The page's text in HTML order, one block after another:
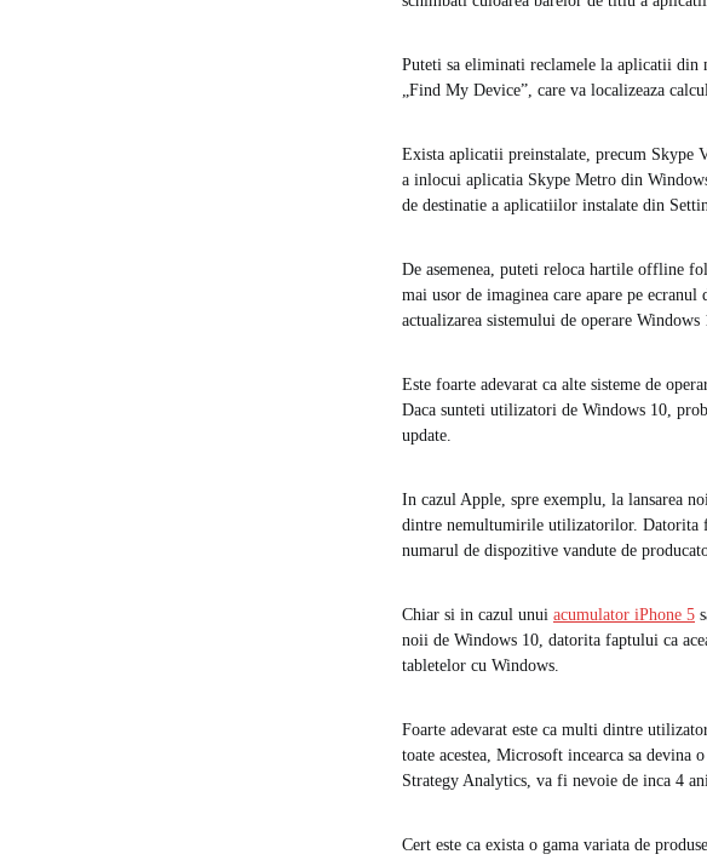
Puteti sa eliminati reclamele la aplicatii din
„Find My Device”, care va localizeaza
Exista aplicatii preinstalate, precum Skype
a inlocui aplicatia Skype Metro din
de destinatie a aplicatiilor instalate din
De asemenea, puteti reloca hartile offline
mai usor de imaginea care apare pe
actualizarea sistemului de operare Windows
Este foarte adevarat ca alte sisteme de
Daca sunteti utilizatori de Windows 10,
update.
In cazul Apple, spre exemplu, la lansarea
dintre nemultumirile utilizatorilor. Datorita
numarul de dispozitive vandute de
Chiar si in cazul unui acumulator iPhone 5
noii de Windows 10, datorita faptului ca
tabletelor cu Windows.
Foarte adevarat este ca multi dintre
toate acestea, Microsoft incearca sa
Strategy Analytics, va fi nevoie de inca 4
Cert este ca exista o gama variata de